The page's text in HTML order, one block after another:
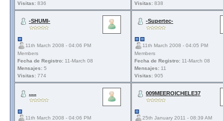
Visitas: 836
Visitas: 838
-SHUMI-
11th March 2008 - 04:06 PM
Members
Fecha de Registro: 11-March 08
Mensajes: 5
Visitas: 774
-Supertec-
11th March 2008 - 04:05 PM
Members
Fecha de Registro: 11-March 08
Mensajes: 11
Visitas: 905
.....
11th March 2008 - 04:06 PM
009MEEROICHELE37
25th January 2011 - 08:39 AM